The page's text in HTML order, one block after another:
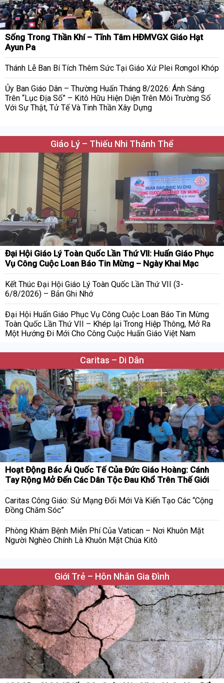
Sống Trong Thần Khí – Tĩnh Tâm HĐMVGX Giáo Hạt
Ayun Pa
Thánh Lễ Ban Bí Tích Thêm Sức Tại Giáo Xứ Plei Rơngol Khóp
Ủy Ban Giáo Dân – Thường Huấn Tháng 8/2026: Ánh Sáng
Trên “Lục Địa Số” – Kitô Hữu Hiện Diện Trên Môi Trường Số
Với Sự Thật, Tử Tế Và Tinh Thần Xây Dựng
Giáo Lý – Thiếu Nhi Thánh Thể
Đại Hội Giáo Lý Toàn Quốc Lần Thứ VII: Huấn Giáo Phục
Vụ Công Cuộc Loan Báo Tin Mừng – Ngày Khai Mạc
Kết Thúc Đại Hội Giáo Lý Toàn Quốc Lần Thứ VII (3-
6/8/2026) – Bản Ghi Nhớ
Đại Hội Huấn Giáo Phục Vụ Công Cuộc Loan Báo Tin Mừng
Toàn Quốc Lần Thứ VII – Khép lại Trong Hiệp Thông, Mở Ra
Một Hướng Đi Mới Cho Công Cuộc Huấn Giáo Việt Nam
Caritas – Di Dân
Hoạt Động Bác Ái Quốc Tế Của Đức Giáo Hoàng: Cánh
Tay Rộng Mở Đến Các Dân Tộc Đau Khổ Trên Thế Giới
Caritas Công Giáo: Sứ Mạng Đổi Mới Và Kiến Tạo Các “Cộng
Đồng Chăm Sóc”
Phòng Khám Bệnh Miễn Phí Của Vatican – Nơi Khuôn Mặt
Người Nghèo Chính Là Khuôn Mặt Chúa Kitô
Giới Trẻ – Hôn Nhân Gia Đình